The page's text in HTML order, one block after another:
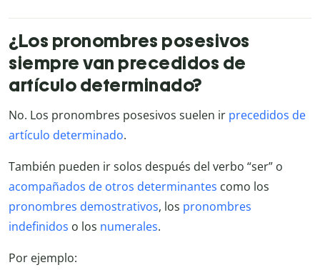
¿Los pronombres posesivos
siempre van precedidos de
artículo determinado?
No. Los pronombres posesivos suelen ir precedidos de
artículo determinado.
También pueden ir solos después del verbo “ser” o
acompañados de otros determinantes como los
pronombres demostrativos, los pronombres
indefinidos o los numerales.
Por ejemplo: